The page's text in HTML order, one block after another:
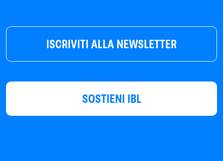
ISCRIVITI ALLA NEWSLETTER
SOSTIENI IBL